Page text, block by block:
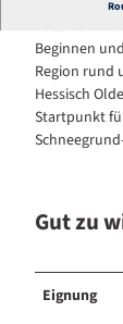
Beginnen
Region rund
Hessisch
Startpunkt
Gut zu
Eignung